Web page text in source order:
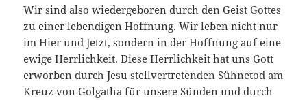
Wir sind also wiedergeboren durch den Geist Gottes
zu einer lebendigen Hoffnung. Wir leben nicht nur
im Hier und Jetzt, sondern in der Hoffnung auf eine
ewige Herrlichkeit. Diese Herrlichkeit hat uns Gott
erworben durch Jesu stellvertretenden Sühnetod am
Kreuz von Golgatha für unsere Sünden und durch